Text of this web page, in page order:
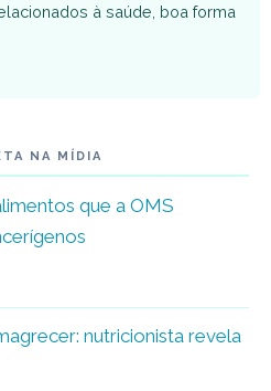
à saúde, boa forma
NA MÍDIA
que a OMS
nutricionista revela